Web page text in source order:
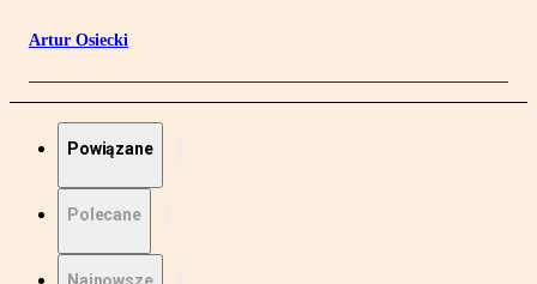
Artur Osiecki
Powiązane
Polecane